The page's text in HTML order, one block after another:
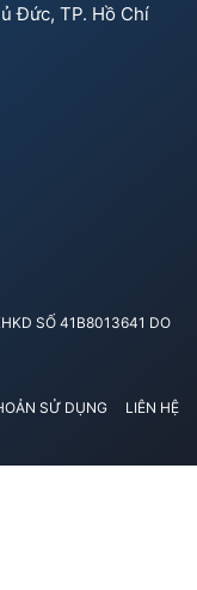
Đức, TP. Hồ Chí
SỐ 41B8013641 DO
SỬ DỤNG LIÊN HỆ